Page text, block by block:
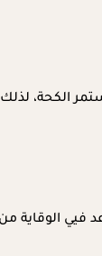
فيي الوقاية